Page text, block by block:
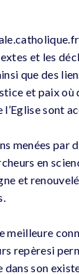
et les
que des
et paix où
sont
menées par
en
et
meilleure
repèresi
dans son